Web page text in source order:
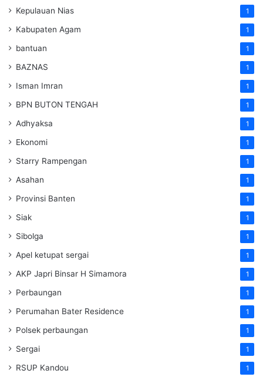
Kepulauan Nias 1
Kabupaten Agam 1
bantuan 1
BAZNAS 1
Isman Imran 1
BPN BUTON TENGAH 1
Adhyaksa 1
Ekonomi 1
Starry Rampengan 1
Asahan 1
Provinsi Banten 1
Siak 1
Sibolga 1
Apel ketupat sergai 1
AKP Japri Binsar H Simamora 1
Perbaungan 1
Perumahan Bater Residence 1
Polsek perbaungan 1
Sergai 1
RSUP Kandou 1